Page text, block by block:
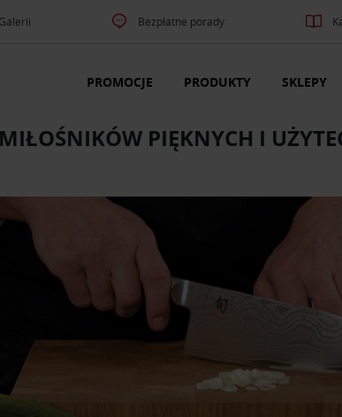
Bezpłatne porady
PROMOCJE PRODUKTY SKLEPY
PIĘKNYCH I